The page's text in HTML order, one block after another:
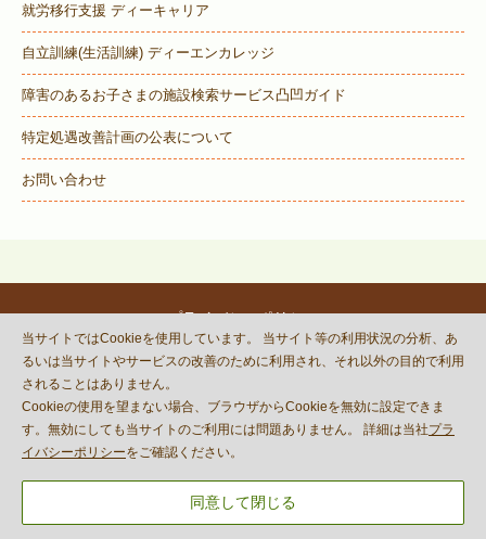
就労移行支援 ディーキャリア
自立訓練(生活訓練) ディーエンカレッジ
障害のあるお子さまの施設検索サービス凸凹ガイド
特定処遇改善計画の公表について
お問い合わせ
プライバシーポリシー
© DECOBOCO BASE Co.,Ltd.
and Terms of Serviceapply.
当サイトではCookieを使用しています。 当サイト等の利用状況の分析、あ
るいは当サイトやサービスの改善のために利用され、それ以外の目的で利用
されることはありません。
Cookieの使用を望まない場合、ブラウザからCookieを無効に設定できま
す。無効にしても当サイトのご利用には問題ありません。 詳細は当社プラ
イバシーポリシーをご確認ください。
同意して閉じる